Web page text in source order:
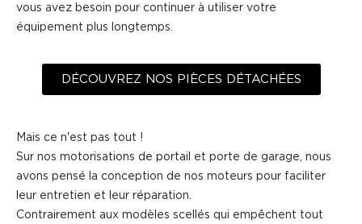
vous avez besoin pour continuer à utiliser votre
équipement plus longtemps.
DÉCOUVREZ NOS PIÈCES DÉTACHÉES
Mais ce n'est pas tout !
Sur nos motorisations de portail et porte de garage, nous
avons pensé la conception de nos moteurs pour faciliter
leur entretien et leur réparation.
Contrairement aux modèles scellés qui empêchent tout